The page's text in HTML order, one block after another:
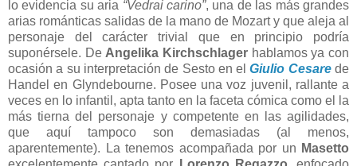
lo evidencia su aria “Vedrai carino”, una de las más grandes
arias románticas salidas de la mano de Mozart y que aleja al
personaje del carácter trivial que en principio podría
suponérsele. De Angelika Kirchschlager hablamos ya con
ocasión a su interpretación de Sesto en elGiulio Cesarede
Handel en Glyndebourne. Posee una voz juvenil, rallante a
veces en lo infantil, apta tanto en la faceta cómica como el la
más tierna del personaje y competente en las agilidades,
que aquí tampoco son demasiadas (al menos,
aparentemente). La tenemos acompañada por un Masetto